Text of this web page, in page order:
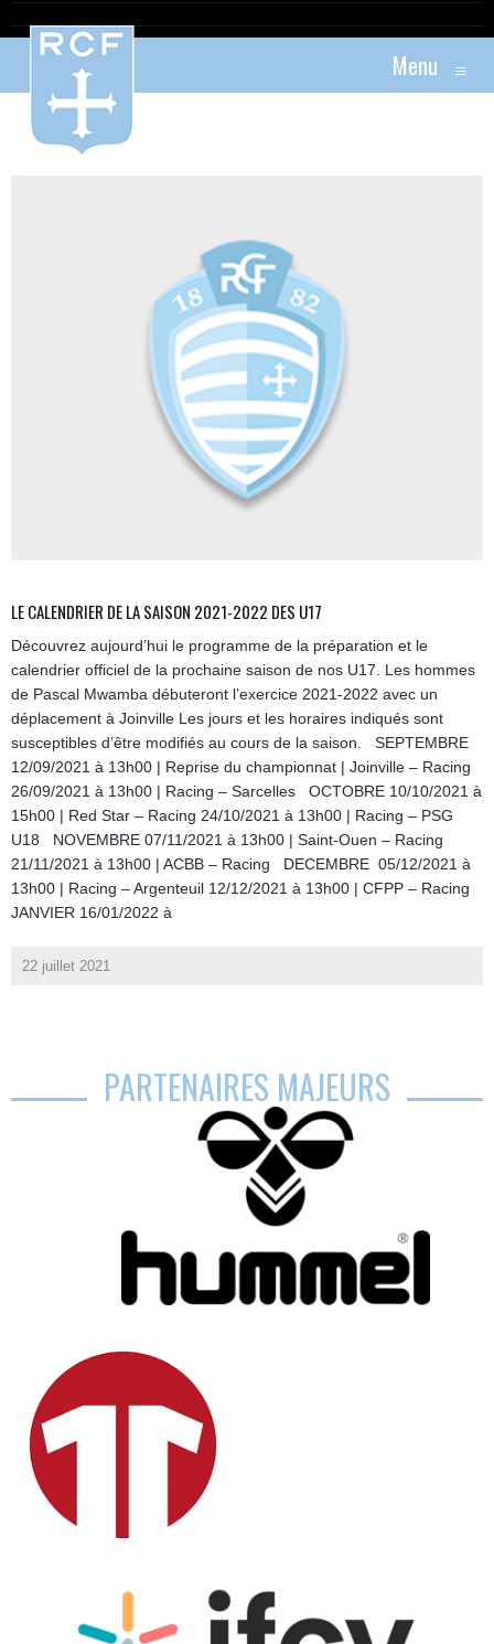
Menu ≡
LE CALENDRIER DE LA SAISON 2021-2022 DES U17
Découvrez aujourd’hui le programme de la préparation et le
calendrier officiel de la prochaine saison de nos U17. Les hommes
de Pascal Mwamba débuteront l’exercice 2021-2022 avec un
déplacement à Joinville Les jours et les horaires indiqués sont
susceptibles d’être modifiés au cours de la saison. SEPTEMBRE
12/09/2021 à 13h00 | Reprise du championnat | Joinville – Racing
26/09/2021 à 13h00 | Racing – Sarcelles OCTOBRE 10/10/2021 à
15h00 | Red Star – Racing 24/10/2021 à 13h00 | Racing – PSG
U18 NOVEMBRE 07/11/2021 à 13h00 | Saint-Ouen – Racing
21/11/2021 à 13h00 | ACBB – Racing DECEMBRE 05/12/2021 à
13h00 | Racing – Argenteuil 12/12/2021 à 13h00 | CFPP – Racing
JANVIER 16/01/2022 à
22 juillet 2021
PARTENAIRES MAJEURS